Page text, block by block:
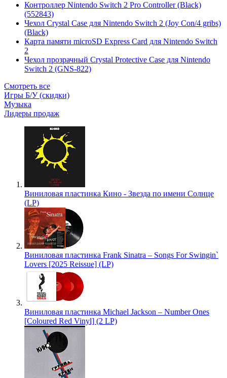
Контроллер Nintendo Switch 2 Pro Controller (Black)
(552843)
Чехол Сrystal Сase для Nintendo Switch 2 (Joy Con/4 gribs)
(Black)
Карта памяти microSD Express Card для Nintendo Switch
2
Чехол прозрачный Crystal Protective Case для Nintendo
Switch 2 (GNS-822)
Смотреть все
Игры Б/У (скидки)
Музыка
Лидеры продаж
Виниловая пластинка Кино - Звезда по имени Солнце
(LP)
Виниловая пластинка Frank Sinatra – Songs For Swingin`
Lovers [2025 Reissue] (LP)
Виниловая пластинка Michael Jackson – Number Ones
[Coloured Red Vinyl] (2 LP)